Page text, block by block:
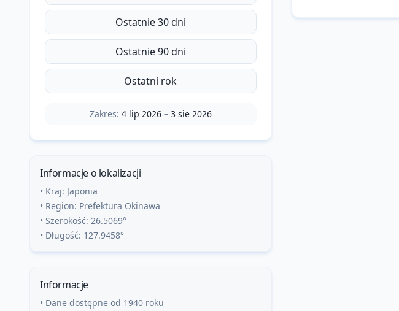
Ostatnie 30 dni
Ostatnie 90 dni
Ostatni rok
Zakres: 4 lip 2026– 3 sie 2026
Informacje o lokalizacji
• Kraj: Japonia
• Region: Prefektura Okinawa
• Szerokość: 26.5069°
• Długość: 127.9458°
Informacje
• Dane dostępne od 1940 roku